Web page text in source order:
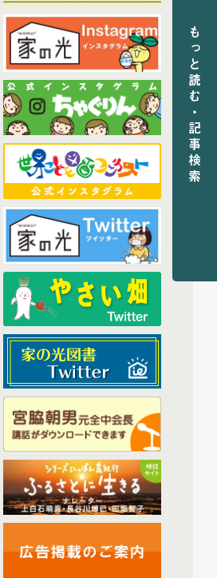
2024年6月配信(5)
2024年7月配信 (6)
2024年8月配信(6)
2024年9月配信 (6)
2024年10月配信(6)
2024年11月配信(5)
2024年12月配信(5)
2025年配信(68)
2025年11月配信(6)
2025年12月配信(5)
2025年8月配信
2025年9月配信 (6)
2025年1月配信(6)
2025年2月配信(6)
2025年3月配信(4)
2025年4月配信(6)
2025年5月配信(6)
2025年7月配信(6)
2025年10月配信(6)
もっと読む・記事検索